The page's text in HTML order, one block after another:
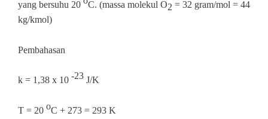
yang bersuhu 20
C. (massa molekul O2 = 32 gram/mol = 44
kg/kmol)
Pembahasan
k = 1,38 x 10 ‐23 J/K
T = 20 oC + 273 = 293 K